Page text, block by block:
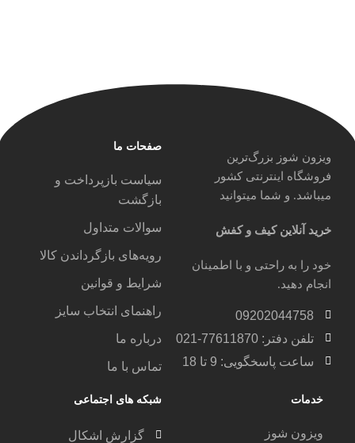
ویزون شوز بزرگ‌ترین
فروشگاه اینترنتی کشور
میباشد. و شما میتوانید
خرید آنلاین کیف و کفش
خود را به راحتی و با اطمینان
انجام دهید.
09202044758
تلفن دفتر: 77611870-021
ساعت پاسخگویی: 9 تا 18
صفحات ما
سیاست بازپرداخت و
بازگشت
سوالات متداول
رویه‌های بازگرداندن کالا
شرایط و قوانین
راهنمای انتخاب سایز
درباره ما
تماس با ما
خدمات
ویزون شوز
شبکه های اجتماعی
گزارش اشکال